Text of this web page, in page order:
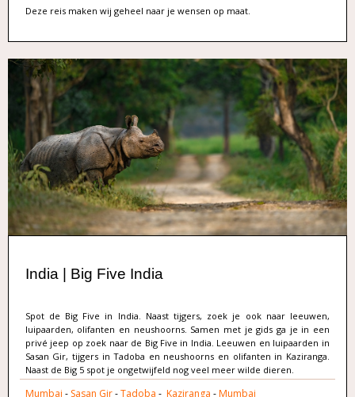
Deze reis maken wij geheel naar je wensen op maat.
India | Big Five India
Spot de Big Five in India. Naast tijgers, zoek je ook naar leeuwen,
luipaarden, olifanten en neushoorns. Samen met je gids ga je in een
privé jeep op zoek naar de Big Five in India. Leeuwen en luipaarden in
Sasan Gir, tijgers in Tadoba en neushoorns en olifanten in Kaziranga.
Naast de Big 5 spot je ongetwijfeld nog veel meer wilde dieren.
Mumbai - Sasan Gir-Tadoba - Kaziranga -Mumbai